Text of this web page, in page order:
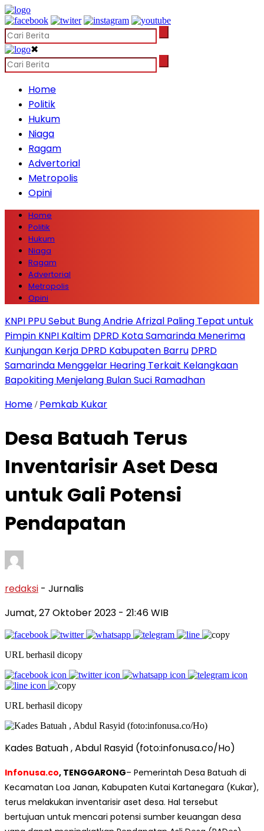
✖
Home
Politik
Hukum
Niaga
Ragam
Advertorial
Metropolis
Opini
Home
Politik
Hukum
Niaga
Ragam
Advertorial
Metropolis
Opini
KNPI PPU Sebut Bung Andrie Afrizal Paling Tepat untuk
Pimpin KNPI Kaltim DPRD Kota Samarinda Menerima
Kunjungan Kerja DPRD Kabupaten Barru DPRD
Samarinda Menggelar Hearing Terkait Kelangkaan
Bapokiting Menjelang Bulan Suci Ramadhan
Home / Pemkab Kukar
Desa Batuah Terus
Inventarisir Aset Desa
untuk Gali Potensi
Pendapatan
redaksi - Jurnalis
Jumat, 27 Oktober 2023 - 21:46 WIB
URL berhasil dicopy
URL berhasil dicopy
Kades Batuah , Abdul Rasyid (foto:infonusa.co/Ho)
Infonusa.co, TENGGARONG– Pemerintah Desa Batuah di
Kecamatan Loa Janan, Kabupaten Kutai Kartanegara (Kukar),
terus melakukan inventarisir aset desa. Hal tersebut
bertujuan untuk mencari potensi sumber keuangan desa